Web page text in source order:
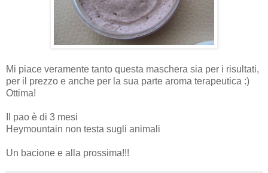
Mi piace veramente tanto questa maschera sia per i risultati,
per il prezzo e anche per la sua parte aroma terapeutica :)
Ottima!
Il pao è di 3 mesi
Heymountain non testa sugli animali
Un bacione e alla prossima!!!